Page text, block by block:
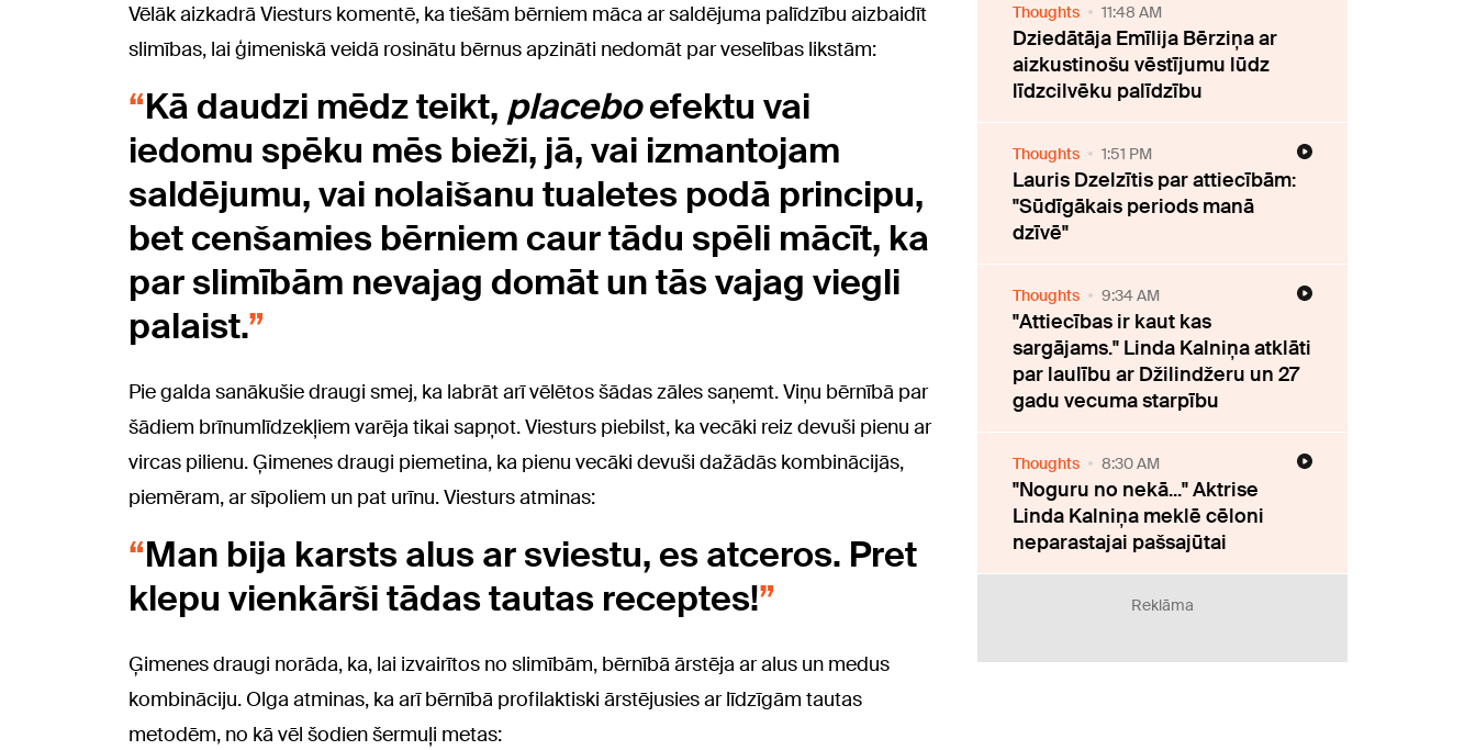
Vēlāk aizkadrā Viesturs komentē, ka tiešām bērniem māca ar saldējuma palīdzību aizbaidīt
slimības, lai ģimeniskā veidā rosinātu bērnus apzināti nedomāt par veselības likstām:
Kā daudzi mēdz teikt, placeboefektu vai
iedomu spēku mēs bieži, jā, vai izmantojam
saldējumu, vai nolaišanu tualetes podā principu,
bet cenšamies bērniem caur tādu spēli mācīt, ka
par slimībām nevajag domāt un tās vajag viegli
palaist.
Pie galda sanākušie draugi smej, ka labrāt arī vēlētos šādas zāles saņemt. Viņu bērnībā par
šādiem brīnumlīdzekļiem varēja tikai sapņot. Viesturs piebilst, ka vecāki reiz devuši pienu ar
vircas pilienu. Ģimenes draugi piemetina, ka pienu vecāki devuši dažādās kombinācijās,
piemēram, ar sīpoliem un pat urīnu. Viesturs atminas:
Man bija karsts alus ar sviestu, es atceros. Pret
klepu vienkārši tādas tautas receptes!
Ģimenes draugi norāda, ka, lai izvairītos no slimībām, bērnībā ārstēja ar alus un medus
kombināciju. Olga atminas, ka arī bērnībā profilaktiski ārstējusies ar līdzīgām tautas
metodēm, no kā vēl šodien šermuļi metas:
Thoughts 11:48 AM
Dziedātāja Emīlija Bērziņa ar
aizkustinošu vēstījumu lūdz
līdzcilvēku palīdzību
Thoughts 1:51 PM
Lauris Dzelzītis par attiecībām:
"Sūdīgākais periods manā
dzīvē"
Thoughts 9:34 AM
"Attiecības ir kaut kas
sargājams." Linda Kalniņa atklāti
par laulību ar Džilindžeru un 27
gadu vecuma starpību
Thoughts 8:30 AM
"Noguru no nekā..." Aktrise
Linda Kalniņa meklē cēloni
neparastajai pašsajūtai
Reklāma